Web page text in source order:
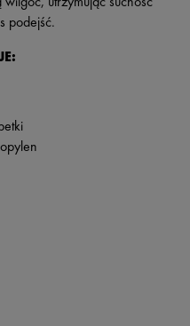
podejść.